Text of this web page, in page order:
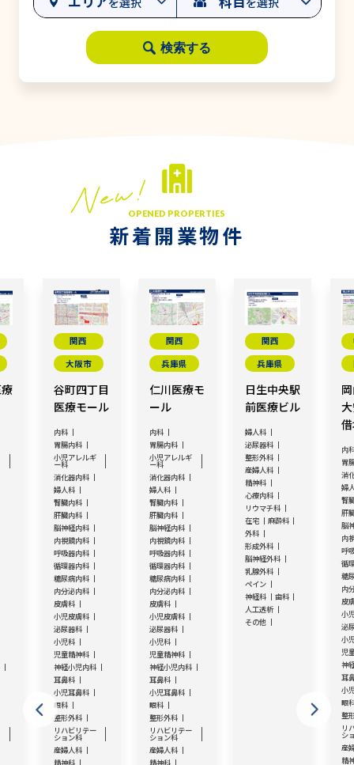
検索する
OPENED PROPERTIES
新着開業物件
関西
大阪市
谷町四丁目
医療モール
内科
胃腸内科
小児アレルギ
ー科
消化器内科
婦人科
腎臓内科
肝臓内科
脳神経内科
内視鏡内科
呼吸器内科
循環器内科
糖尿病内科
内分泌内科
皮膚科
小児皮膚科
泌尿器科
小児科
児童精神科
神経小児内科
耳鼻科
小児耳鼻科
眼科
整形外科
リハビリテー
ション科
産婦人科
関西
兵庫県
仁川医療モ
ール
内科
胃腸内科
小児アレルギ
ー科
消化器内科
婦人科
腎臓内科
肝臓内科
脳神経内科
内視鏡内科
呼吸器内科
循環器内科
糖尿病内科
内分泌内科
皮膚科
小児皮膚科
泌尿器科
小児科
児童精神科
神経小児内科
耳鼻科
小児耳鼻科
眼科
整形外科
リハビリテー
ション科
産婦人科
関西
兵庫県
日生中央駅
前医療ビル
婦人科
泌尿器科
整形外科
産婦人科
精神科
心療内科
リウマチ科
在宅
麻酔科
外科
形成外科
脳神経外科
乳腺外科
ペイン
神経科
歯科
人工透析
その他
内
胃
消
婦
腎
肝
脳
内
呼
循
糖
内
皮
小
泌
小
児
神
耳
小
眼
整
リ
シ
産
精